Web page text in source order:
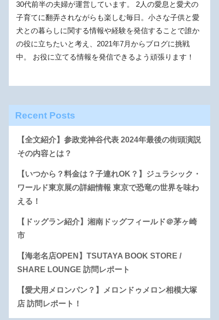
30代前半の夫婦が運営しています。 2人の愛息と愛犬の
子育てに翻弄されながらも楽しむ毎日。小さな子供と愛
犬との暮らしに関する情報や経験を発信することで誰か
の役に立ちたいと考え、2021年7月からブログに挑戦
中。 お役に立てる情報を発信できるよう頑張ります！
Recent Posts
【全文紹介】参政党神谷代表 2024年最後の街頭演説
その内容とは？
【いつから？料金は？子連れOK？】ジュラシック・
ワールド東京展の詳細情報 東京で恐竜の世界を味わ
える！
【ドッグラン紹介】湘南ドッグフィールド＠茅ヶ崎
市
【海老名店OPEN】TSUTAYA BOOK STORE /
SHARE LOUNGE 訪問レポート
【愛犬用メロンパン？】メロンドゥメロン相模大塚
店 訪問レポート！